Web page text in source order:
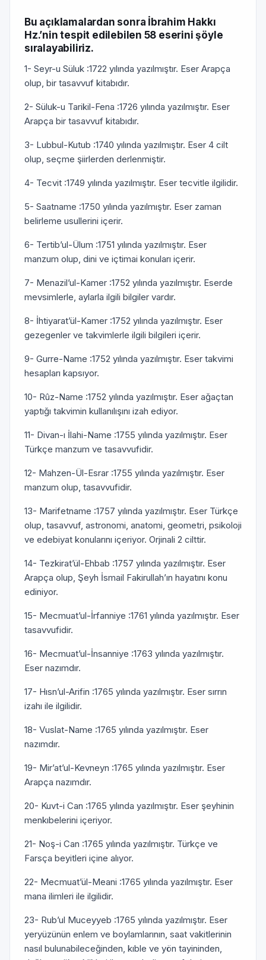
Bu açıklamalardan sonra İbrahim Hakkı
Hz.’nin tespit edilebilen 58 eserini şöyle
sıralayabiliriz.
1- Seyr-u Süluk :1722 yılında yazılmıştır. Eser Arapça
olup, bir tasavvuf kitabıdır.
2- Süluk-u Tarikil-Fena :1726 yılında yazılmıştır. Eser
Arapça bir tasavvuf kitabıdır.
3- Lubbul-Kutub :1740 yılında yazılmıştır. Eser 4 cilt
olup, seçme şiirlerden derlenmiştir.
4- Tecvit :1749 yılında yazılmıştır. Eser tecvitle ilgilidir.
5- Saatname :1750 yılında yazılmıştır. Eser zaman
belirleme usullerini içerir.
6- Tertib’ul-Ülum :1751 yılında yazılmıştır. Eser
manzum olup, dini ve içtimai konuları içerir.
7- Menazil’ul-Kamer :1752 yılında yazılmıştır. Eserde
mevsimlerle, aylarla ilgili bilgiler vardır.
8- İhtiyarat’ül-Kamer :1752 yılında yazılmıştır. Eser
gezegenler ve takvimlerle ilgili bilgileri içerir.
9- Gurre-Name :1752 yılında yazılmıştır. Eser takvimi
hesapları kapsıyor.
10- Rûz-Name :1752 yılında yazılmıştır. Eser ağaçtan
yaptığı takvimin kullanılışını izah ediyor.
11- Divan-ı İlahi-Name :1755 yılında yazılmıştır. Eser
Türkçe manzum ve tasavvufidir.
12- Mahzen-Ül-Esrar :1755 yılında yazılmıştır. Eser
manzum olup, tasavvufidir.
13- Marifetname :1757 yılında yazılmıştır. Eser Türkçe
olup, tasavvuf, astronomi, anatomi, geometri, psikoloji
ve edebiyat konularını içeriyor. Orjinali 2 cilttir.
14- Tezkirat’ül-Ehbab :1757 yılında yazılmıştır. Eser
Arapça olup, Şeyh İsmail Fakirullah’ın hayatını konu
ediniyor.
15- Mecmuat’ul-İrfanniye :1761 yılında yazılmıştır. Eser
tasavvufidir.
16- Mecmuat’ul-İnsanniye :1763 yılında yazılmıştır.
Eser nazımdır.
17- Hısn’ul-Arifin :1765 yılında yazılmıştır. Eser sırrın
izahı ile ilgilidir.
18- Vuslat-Name :1765 yılında yazılmıştır. Eser
nazımdır.
19- Mir’at’ul-Kevneyn :1765 yılında yazılmıştır. Eser
Arapça nazımdır.
20- Kuvt-i Can :1765 yılında yazılmıştır. Eser şeyhinin
menkıbelerini içeriyor.
21- Noş-i Can :1765 yılında yazılmıştır. Türkçe ve
Farsça beyitleri içine alıyor.
22- Mecmuat’ül-Meani :1765 yılında yazılmıştır. Eser
mana ilimleri ile ilgilidir.
23- Rub’ul Muceyyeb :1765 yılında yazılmıştır. Eser
yeryüzünün enlem ve boylamlarının, saat vakitlerinin
nasıl bulunabileceğinden, kıble ve yön tayininden,